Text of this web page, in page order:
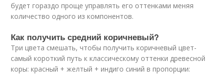
будет гораздо проще управлять его оттенками меняя
количество одного из компонентов.
Как получить средний коричневый?
Три цвета смешать, чтобы получить коричневый цвет-
самый короткий путь к классическому оттенки древесной
коры: красный + желтый + индиго синий в пропорции: